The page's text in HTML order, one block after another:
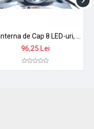
96,25 Lei